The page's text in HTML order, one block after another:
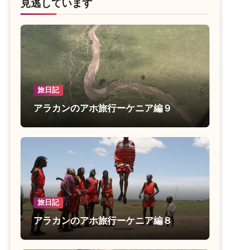
見逃しています
旅日記
アラカンのアホ旅行ーケニア編９
旅日記
アラカンのアホ旅行ーケニア編８